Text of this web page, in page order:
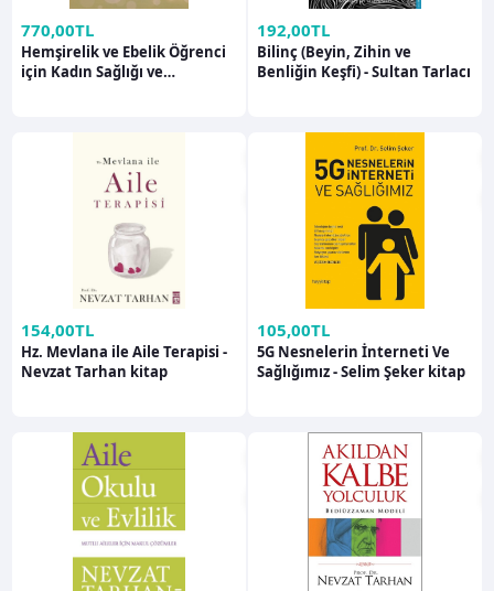
770,00TL
Hemşirelik ve Ebelik Öğrenci
için Kadın Sağlığı ve
192,00TL
Bilinç (Beyin, Zihin ve
Benliğin Keşfi) - Sultan Tarlacı
154,00TL
Hz. Mevlana ile Aile Terapisi -
Nevzat Tarhan kitap
105,00TL
5G Nesnelerin İnterneti Ve
Sağlığımız - Selim Şeker kitap